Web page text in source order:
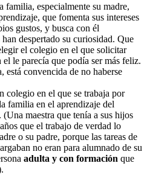
familia, especialmente su madre,
que fomenta sus intereses
gustos, y busca con él
despertado su curiosidad. Que
el colegio en el que solicitar
le parecía que podía ser más feliz.
está convencida de no haberse
colegio en el que se trabaja por
familia en el aprendizaje del
maestra que tenía a sus hijos
que el trabajo de verdad lo
o su padre, porque las tareas de
no eran para alumnado de su
adulta y con formación que